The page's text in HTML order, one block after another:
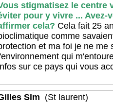
stigmatisez le centre
pour y vivre ... Avez-
cela? Cela fait 25
comme
et ma foi je ne me
l'environnement qui
sur ce pays qui vous
Slm (St laurent)